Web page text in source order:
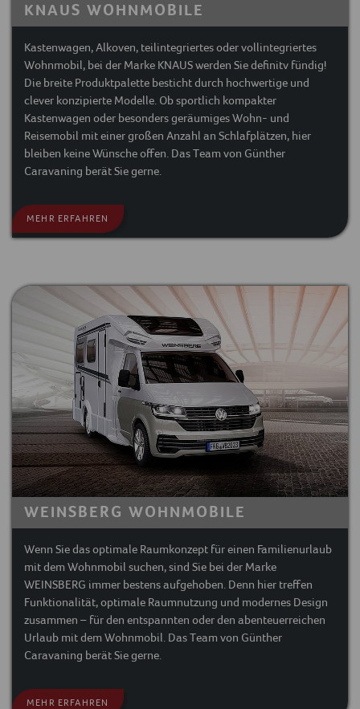
KNAUS WOHNMOBILE
Kastenwagen, Alkoven, teilintegriertes oder vollintegriertes
Wohnmobil, bei der Marke KNAUS werden Sie definitv fündig!
Die breite Produktpalette besticht durch hochwertige und
clever konzipierte Modelle. Ob sportlich kompakter
Kastenwagen oder besonders geräumiges Wohn- und
Reisemobil mit einer großen Anzahl an Schlafplätzen, hier
bleiben keine Wünsche offen. Das Team von Günther
Caravaning berät Sie gerne.
MEHR ERFAHREN
WEINSBERG WOHNMOBILE
Wenn Sie das optimale Raumkonzept für einen Familienurlaub
mit dem Wohnmobil suchen, sind Sie bei der Marke
WEINSBERG immer bestens aufgehoben. Denn hier treffen
Funktionalität, optimale Raumnutzung und modernes Design
zusammen – für den entspannten oder den abenteuerreichen
Urlaub mit dem Wohnmobil. Das Team von Günther
Caravaning berät Sie gerne.
MEHR ERFAHREN